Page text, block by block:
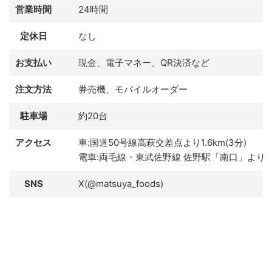
営業時間 24時間
定休日 なし
お支払い 現金、電子マネー、QR決済など
注文方法 券売機、モバイルオーダー
駐車場 約20台
アクセス
車:国道50号線高萩交差点より1.6km(3分)
電車:両毛線・東武佐野線 佐野駅「南口」より
SNS X(@matsuya_foods)